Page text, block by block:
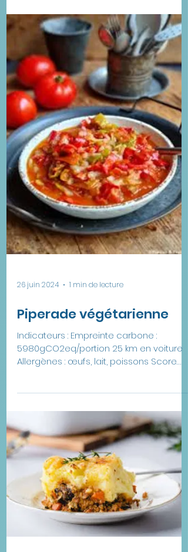
Bourguignon végétarien
Indicateurs : 2786gCO2eq/portion Nutri-
score : A Eco-score : A Ingrédients (pour
3 personnes) 1 oignon 2 carottes 200g
de champignons 1...
26 juin 2024 1 min de lecture
Piperade végétarienne
Indicateurs : Empreinte carbone :
5980gCO2eq/portion 25 km en voiture
Allergènes : œufs, lait, poissons Score
écologique : 72/100...